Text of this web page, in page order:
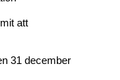
att
31 december